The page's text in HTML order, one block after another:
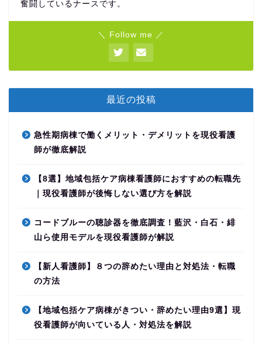
奮闘しているナースです。
＼ Follow me ／
最近の投稿
急性期病棟で働くメリット・デメリットを現役看護
師が徹底解説
【8選】地域包括ケア病棟看護師におすすめの転職先
｜現役看護師が後悔しない選び方を解説
コードブルーの聴診器を徹底調査！藍沢・白石・緋
山ら使用モデルを現役看護師が解説
【新人看護師】８つの辞めたい理由と対処法・転職
の方法
【地域包括ケア病棟がきつい・辞めたい理由9選】現
役看護師が向いている人・対処法を解説